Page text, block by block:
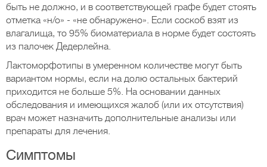
быть не должно, и в соответствующей графе будет стоять
отметка «н/о» - «не обнаружено». Если соскоб взят из
влагалища, то 95% биоматериала в норме будет состоять
из палочек Дедерлейна.
Лактоморфотипы в умеренном количестве могут быть
вариантом нормы, если на долю остальных бактерий
приходится не больше 5%. На основании данных
обследования и имеющихся жалоб (или их отсутствия)
врач может назначить дополнительные анализы или
препараты для лечения.
Симптомы